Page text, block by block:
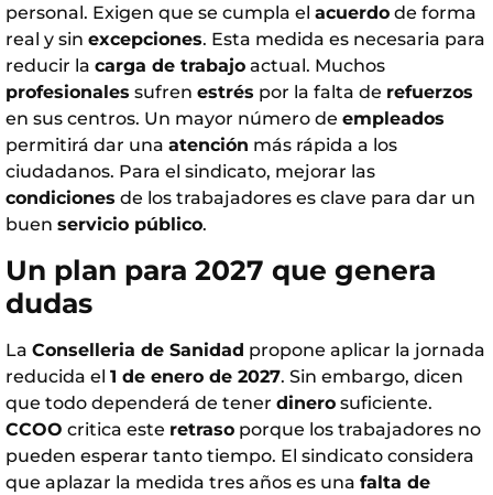
personal. Exigen que se cumpla el acuerdo de forma
real y sin excepciones. Esta medida es necesaria para
reducir la carga de trabajo actual. Muchos
profesionales sufren estrés por la falta de refuerzos
en sus centros. Un mayor número de empleados
permitirá dar una atención más rápida a los
ciudadanos. Para el sindicato, mejorar las
condiciones de los trabajadores es clave para dar un
buen servicio público.
Un plan para 2027 que genera
dudas
La Conselleria de Sanidad propone aplicar la jornada
reducida el 1 de enero de 2027. Sin embargo, dicen
que todo dependerá de tener dinero suficiente.
CCOO critica este retraso porque los trabajadores no
pueden esperar tanto tiempo. El sindicato considera
que aplazar la medida tres años es una falta de